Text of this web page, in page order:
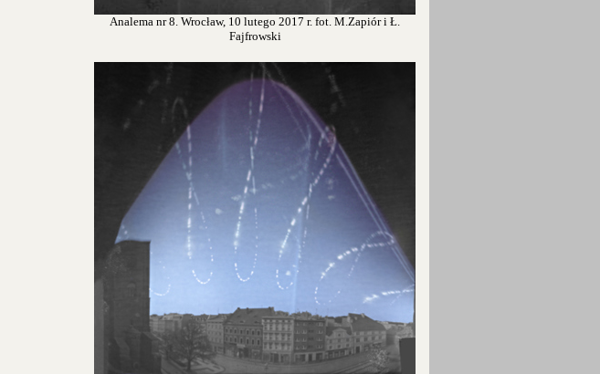
Analema nr 8. Wrocław, 10 lutego 2017 r. fot. M.Zapiór i Ł.
Fajfrowski